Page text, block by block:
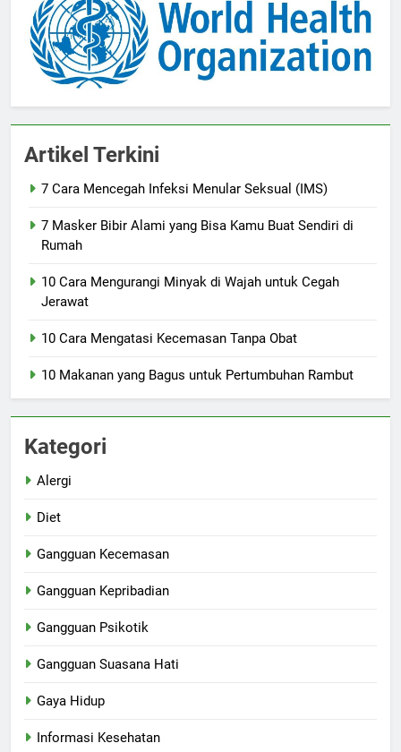
Artikel Terkini
7 Cara Mencegah Infeksi Menular Seksual (IMS)
7 Masker Bibir Alami yang Bisa Kamu Buat Sendiri di
Rumah
10 Cara Mengurangi Minyak di Wajah untuk Cegah
Jerawat
10 Cara Mengatasi Kecemasan Tanpa Obat
10 Makanan yang Bagus untuk Pertumbuhan Rambut
Kategori
Alergi
Diet
Gangguan Kecemasan
Gangguan Kepribadian
Gangguan Psikotik
Gangguan Suasana Hati
Gaya Hidup
Informasi Kesehatan